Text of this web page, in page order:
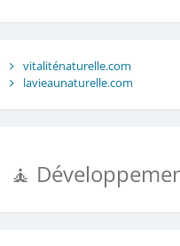
vitaliténaturelle.com
lavieaunaturelle.com
🧘